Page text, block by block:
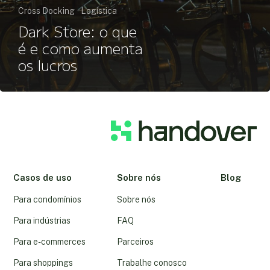
Cross Docking Logística
Dark Store: o que
é e como aumenta
os lucros
Casos de uso
Para condomínios
Para indústrias
Para e-commerces
Para shoppings
Sobre nós
Sobre nós
FAQ
Parceiros
Trabalhe conosco
Blog